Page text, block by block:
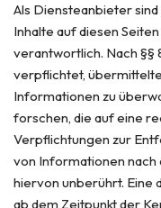
Als Diensteanbieter
Inhalte auf diesen
verantwortlich. Nach §§
verpflichtet,
Informationen zu
forschen, die auf eine
Verpflichtungen zur
von Informationen nach
hiervon unberührt. Eine
ab dem Zeitpunkt der